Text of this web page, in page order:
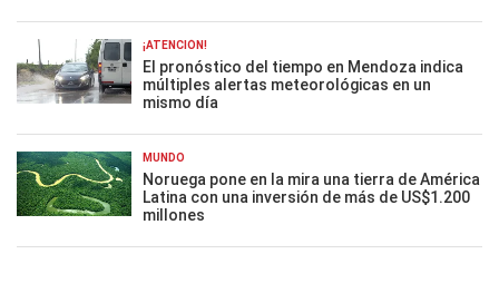
¡ATENCIÓN!
El pronóstico del tiempo en Mendoza indica
múltiples alertas meteorológicas en un
mismo día
MUNDO
Noruega pone en la mira una tierra de América
Latina con una inversión de más de US$1.200
millones